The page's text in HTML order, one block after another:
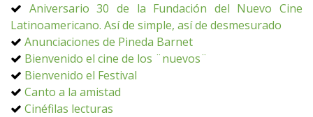
Aniversario 30 de la Fundación del Nuevo Cine
Latinoamericano. Así de simple, así de desmesurado
Anunciaciones de Pineda Barnet
Bienvenido el cine de los ¨nuevos¨
Bienvenido el Festival
Canto a la amistad
Cinéfilas lecturas